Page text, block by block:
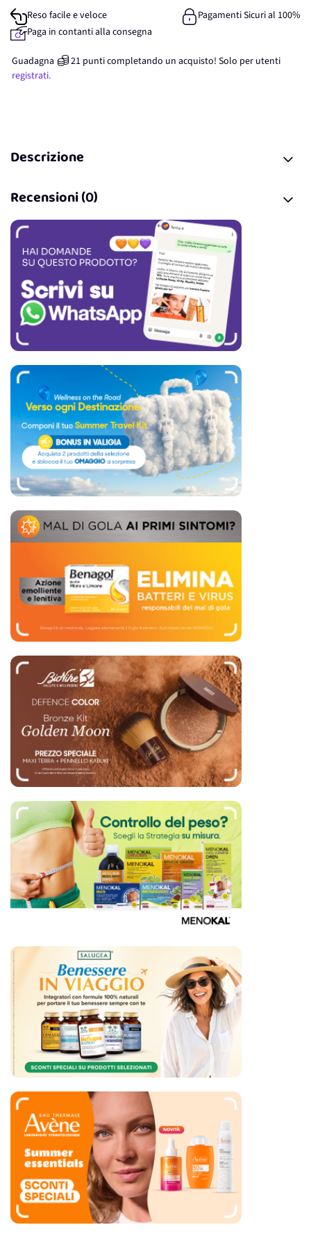
Reso facile e veloce
Pagamenti Sicuri al 100%
Paga in contanti alla consegna
Guadagna 21 punticompletando un acquisto! Solo per utenti
registrati.
Descrizione
Recensioni (0)